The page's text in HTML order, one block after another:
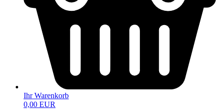
Ihr Warenkorb
0,00 EUR